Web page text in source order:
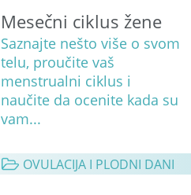
Mesečni ciklus žene
Saznajte nešto više o svom
telu, proučite vaš
menstrualni ciklus i
naučite da ocenite kada su
vam...
OVULACIJA I PLODNI DANI